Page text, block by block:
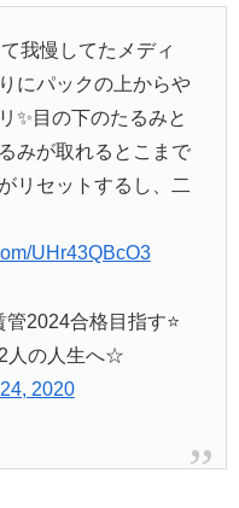
我慢してたメディ
にパックの上からや
✨目の下のたるみと
みが取れるとこまで
リセットするし、二
UHr43QBcO3
2024合格目指す⭐️
人の人生へ☆
2020